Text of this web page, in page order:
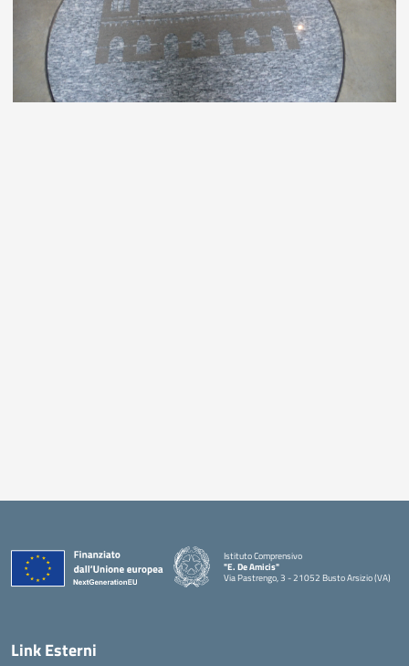
Istituto Comprensivo
"E. De Amicis"
Via Pastrengo, 3 - 21052 Busto Arsizio (VA)
Link Esterni